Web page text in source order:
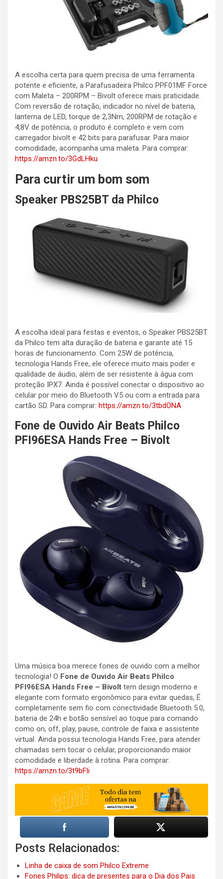
A escolha certa para quem precisa de uma ferramenta
potente e eficiente, a Parafusadeira Philco PPF01MF Force
com Maleta – 200RPM – Bivolt oferece mais praticidade.
Com reversão de rotação, indicador no nível de bateria,
lanterna de LED, torque de 2,3Nm, 200RPM de rotação e
4,8V de potência, o produto é completo e vem com
carregador bivolt e 42 bits para parafusar. Para maior
comodidade, acompanha uma maleta. Para comprar:
https://amzn.to/3GdLHku
Para curtir um bom som
Speaker PBS25BT da Philco
A escolha ideal para festas e eventos, o Speaker PBS25BT
da Philco tem alta duração de bateria e garante até 15
horas de funcionamento. Com 25W de potência,
tecnologia Hands Free, ele oferece muito mais poder e
qualidade de áudio, além de ser resistente à água com
proteção IPX7. Ainda é possível conectar o dispositivo ao
celular por meio do Bluetooth V5 ou com a entrada para
cartão SD. Para comprar: https://amzn.to/3tbdONA
Fone de Ouvido Air Beats Philco
PFI96ESA Hands Free – Bivolt
Uma música boa merece fones de ouvido com a melhor
tecnologia! O Fone de Ouvido Air Beats Philco
PFI96ESA Hands Free – Bivolt tem design moderno e
elegante com formato ergonômico para evitar quedas, É
completamente sem fio com conectividade Bluetooth 5.0,
bateria de 24h e botão sensível ao toque para comando
como on, off, play, pause, controle de faixa e assistente
virtual. Ainda possui tecnologia Hands Free, para atender
chamadas sem tocar o celular, proporcionando maior
comodidade e liberdade à rotina. Para comprar:
https://amzn.to/3t9bFli
Posts Relacionados:
Linha de caixa de som Philco Extreme
Fones Philips: dica de presentes para o Dia dos Pais